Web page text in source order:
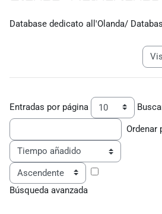
Database dedicato all'Olanda/
Ver
Entradas por página
Ordenar
Búsqueda avanzada